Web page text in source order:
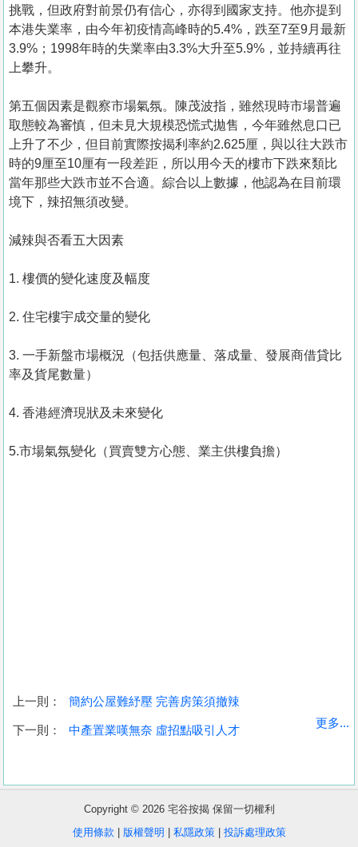
收
盤
挑戰，但政府對前景仍有信心，亦得到國家支持。他亦提到
本港失業率，由今年初疫情高峰時的5.4%，跌至7至9月最新
3.9%；1998年時的失業率由3.3%大升至5.9%，並持續再往
上攀升。
第五個因素是觀察市場氣氛。陳茂波指，雖然現時市場普遍
取態較為審慎，但未見大規模恐慌式拋售，今年雖然息口已
上升了不少，但目前實際按揭利率約2.625厘，與以往大跌市
時的9厘至10厘有一段差距，所以用今天的樓市下跌來類比
當年那些大跌市並不合適。綜合以上數據，他認為在目前環
境下，辣招無須改變。
減辣與否看五大因素
1. 樓價的變化速度及幅度
2. 住宅樓宇成交量的變化
3. 一手新盤市場概況（包括供應量、落成量、發展商借貸比
率及貨尾數量）
4. 香港經濟現狀及未來變化
5.市場氣氛變化（買賣雙方心態、業主供樓負擔）
上一則： 簡約公屋難紓壓 完善房策須撤辣
下一則： 中產置業嘆無奈 虛招點吸引人才
更多...
Copyright © 2026 宅谷按揭 保留一切權利
使用條款
版權聲明 私隱政策| 投訴處理政策